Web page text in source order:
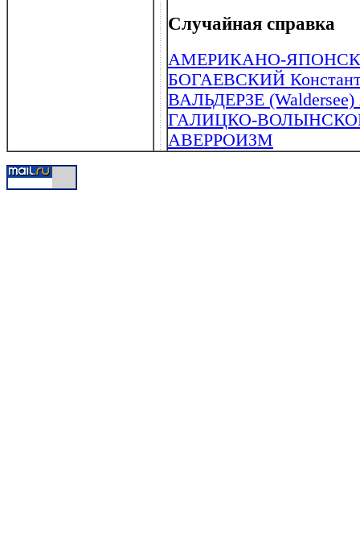
Случайная справка
АМЕРИКАНО-
БОГАЕВСКИЙ
ВАЛЬДЕРЗЕ (Waldersee)
ГАЛИЦКО-
АВЕРРОИЗМ